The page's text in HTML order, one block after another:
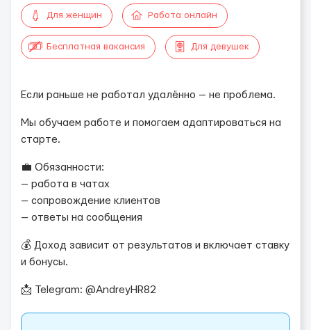
Для женщин Работа онлайн
Бесплатная вакансия Для девушек
Если раньше не работал удалённо — не проблема.
Мы обучаем работе и помогаем адаптироваться на
старте.
💼 Обязанности:
— работа в чатах
— сопровождение клиентов
— ответы на сообщения
💰 Доход зависит от результатов и включает ставку
и бонусы.
📩 Telegram: @AndreyHR82